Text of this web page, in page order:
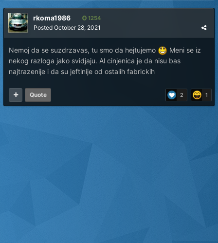
rkoma1986 1254
Posted October 28, 2021
Nemoj da se suzdrzavas, tu smo da hejtujemo
Meni se iz
nekog razloga jako svidjaju. Al cinjenica je da nisu bas
najtrazenije i da su jeftinije od ostalih fabrickih
2 1
Quote